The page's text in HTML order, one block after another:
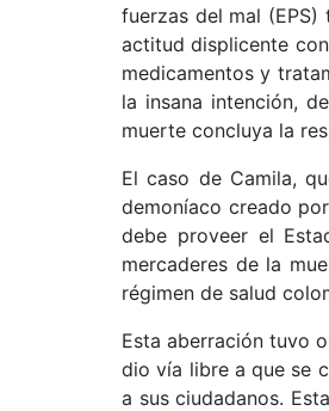
fuerzas del mal
actitud displicente
medicamentos y
la insana intención,
muerte concluya la
El caso de Camila,
demoníaco creado
debe proveer el
mercaderes de la
régimen de salud
Esta aberración tuvo
dio vía libre a que se
a sus ciudadanos.